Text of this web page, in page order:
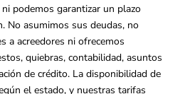
podemos garantizar un plazo
No asumimos sus deudas, no
a acreedores ni ofrecemos
quiebras, contabilidad, asuntos
de crédito. La disponibilidad de
el estado, y nuestras tarifas